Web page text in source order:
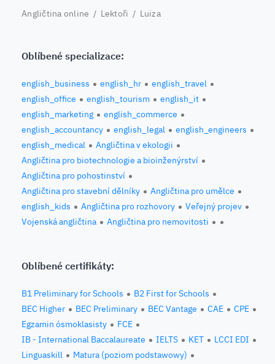
Angličtina online / Lektoři / Luiza
Oblíbené specializace:
english_business english_hr
english_travel
english_office
english_tourism
english_it
english_marketing
english_commerce
english_accountancy
english_legal
english_engineers
english_medical
Angličtina v ekologii
Angličtina pro biotechnologie a bioinženýrství
Angličtina pro pohostinství
Angličtina pro stavební dělníky
Angličtina pro umělce
english_kids
Angličtina pro rozhovory
Veřejný projev
Vojenská angličtina
Angličtina pro nemovitosti
Oblíbené certifikáty:
B1 Preliminary for Schools
B2 First for Schools
BEC Higher
BEC Preliminary BEC Vantage CAE
CPE
Egzamin ósmoklasisty
FCE
IB - International Baccalaureate
IELTS KET
LCCI EDI
Linguaskill
Matura (poziom podstawowy)